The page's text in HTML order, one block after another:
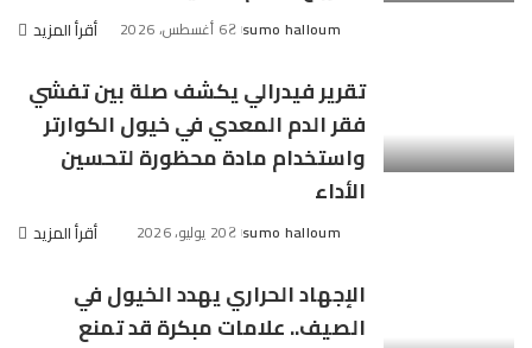
Posted
sumo halloum 6 أغسطس، 2026 أقرأ المزيد
تقرير فيدرالي يكشف صلة بين تفشي
فقر الدم المعدي في خيول الكوارتر
واستخدام مادة محظورة لتحسين
الأداء
Posted
sumo halloum 20 يوليو، 2026 أقرأ المزيد
الإجهاد الحراري يهدد الخيول في
الصيف.. علامات مبكرة قد تمنع